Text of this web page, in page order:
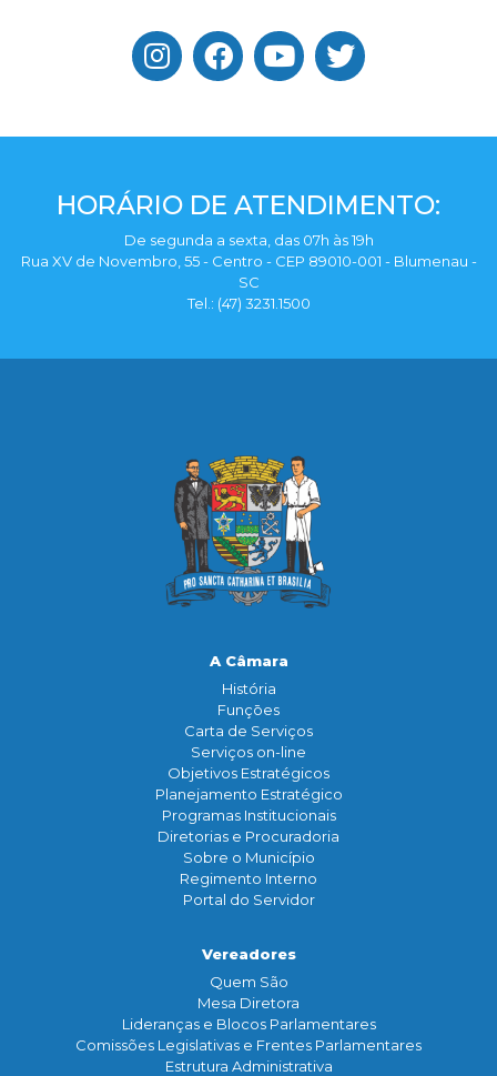
HORÁRIO DE ATENDIMENTO:
De segunda a sexta, das 07h às 19h
Rua XV de Novembro, 55 - Centro - CEP 89010-001 - Blumenau -
SC
Tel.: (47) 3231.1500
A Câmara
História
Funçōes
Carta de Serviços
Serviços on-line
Objetivos Estratégicos
Planejamento Estratégico
Programas Institucionais
Diretorias e Procuradoria
Sobre o Município
Regimento Interno
Portal do Servidor
Vereadores
Quem São
Mesa Diretora
Lideranças e Blocos Parlamentares
Comissões Legislativas e Frentes Parlamentares
Estrutura Administrativa